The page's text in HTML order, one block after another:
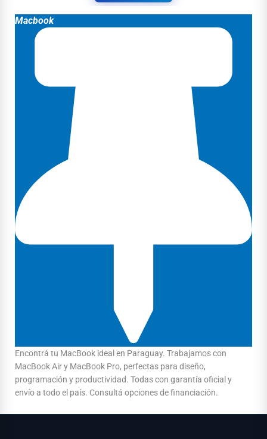
Macbook
Encontrá tu MacBook ideal en Paraguay. Trabajamos con
MacBook Air y MacBook Pro, perfectas para diseño,
programación y productividad. Todas con garantía oficial y
envío a todo el país. Consultá opciones de financiación.